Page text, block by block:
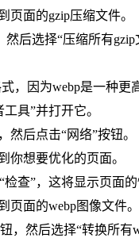
页面的gzip压缩文件。
后选择“压缩所有gzip
，因为webp是一种更
具”并打开它。
然后点击“网络”按钮。
你想要优化的页面。
查”，这将显示页面的
页面的webp图像文件。
，然后选择“转换所有